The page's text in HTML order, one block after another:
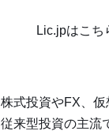
Lic.jpはこち
株式投資やFX、
従来型投資の主流